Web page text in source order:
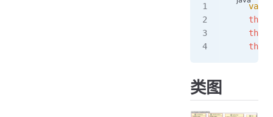
    var
    thief
    thief
    thief
类图